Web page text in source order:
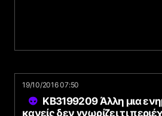
19/10/2016 07:50
KB3199209 Άλλη μια
κανείς δεν γνωρίζει τι